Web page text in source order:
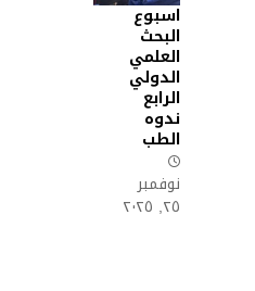
اسبوع
البحث
العلمي
الدولي
الرابع
ندوه
الطب
نوفمبر
٢٥, ٢٠٢٥